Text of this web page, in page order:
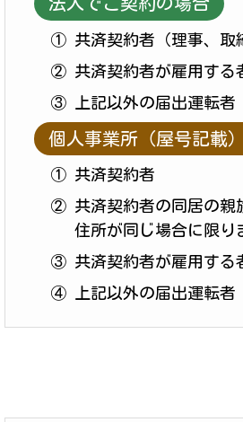
① 共済契約者（理事、取
② 共済契約者が雇用する
③ 上記以外の届出運転者
個人事業所（屋号記載
① 共済契約者
② 共済契約者の同居の親
住所が同じ場合に限り
③ 共済契約者が雇用する
④ 上記以外の届出運転者